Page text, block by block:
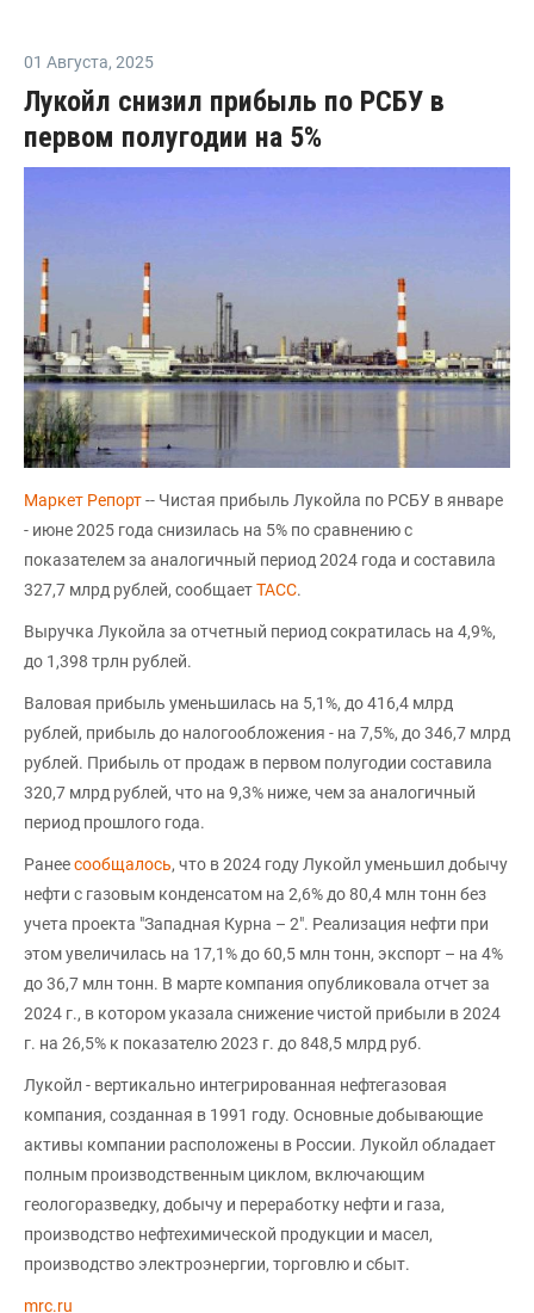
01 Августа, 2025
Лукойл снизил прибыль по РСБУ в
первом полугодии на 5%
Маркет Репорт-- Чистая прибыль Лукойла по РСБУ в январе
- июне 2025 года снизилась на 5% по сравнению с
показателем за аналогичный период 2024 года и составила
327,7 млрд рублей, сообщаетТАСС.
Выручка Лукойла за отчетный период сократилась на 4,9%,
до 1,398 трлн рублей.
Валовая прибыль уменьшилась на 5,1%, до 416,4 млрд
рублей, прибыль до налогообложения - на 7,5%, до 346,7 млрд
рублей. Прибыль от продаж в первом полугодии составила
320,7 млрд рублей, что на 9,3% ниже, чем за аналогичный
период прошлого года.
Ранеесообщалось, что в 2024 году Лукойл уменьшил добычу
нефти с газовым конденсатом на 2,6% до 80,4 млн тонн без
учета проекта "Западная Курна – 2". Реализация нефти при
этом увеличилась на 17,1% до 60,5 млн тонн, экспорт – на 4%
до 36,7 млн тонн. В марте компания опубликовала отчет за
2024 г., в котором указала снижение чистой прибыли в 2024
г. на 26,5% к показателю 2023 г. до 848,5 млрд руб.
Лукойл - вертикально интегрированная нефтегазовая
компания, созданная в 1991 году. Основные добывающие
активы компании расположены в России. Лукойл обладает
полным производственным циклом, включающим
геологоразведку, добычу и переработку нефти и газа,
производство нефтехимической продукции и масел,
производство электроэнергии, торговлю и сбыт.
mrc.ru